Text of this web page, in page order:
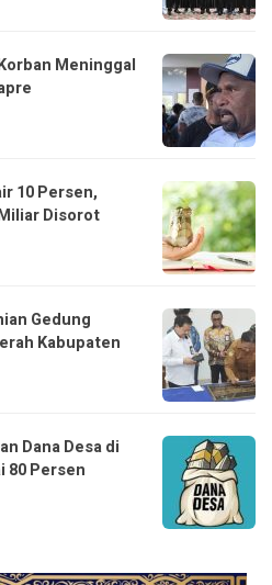
Meninggal
10 Persen,
Disorot
Gedung
Kabupaten
Dana Desa di
80 Persen